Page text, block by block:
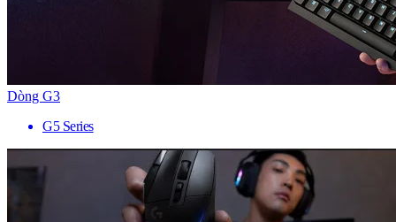
Dòng G3
G5 Series